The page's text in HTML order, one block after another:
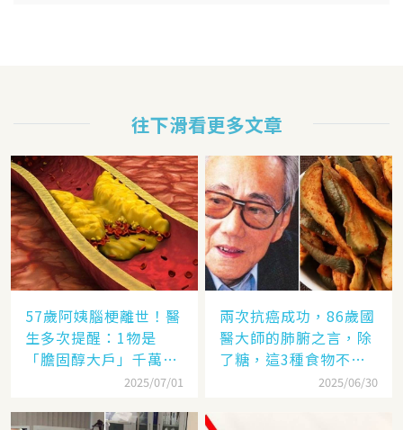
往下滑看更多文章
57歲阿姨腦梗離世！醫
生多次提醒：1物是
「膽固醇大戶」千萬別
多吃，後悔就晚了2025/07/01
兩次抗癌成功，86歲國
醫大師的肺腑之言，除
了糖，這3種食物不要
2025/06/30